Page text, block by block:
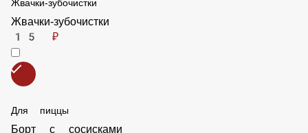
Для пиццы
247 ₽